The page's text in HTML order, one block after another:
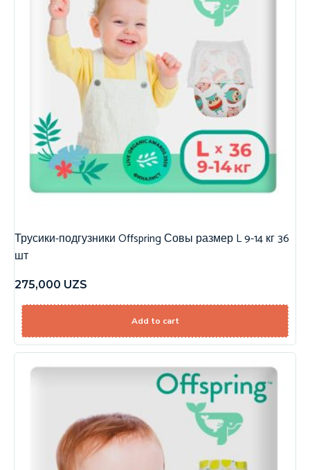
Трусики-подгузники Offspring Совы размер L 9-14 кг 36
шт
275,000 UZS
Add to cart